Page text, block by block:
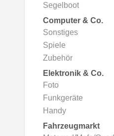
Segelboot
Computer & Co.
Sonstiges
Spiele
Zubehör
Elektronik & Co.
Foto
Funkgeräte
Handy
Fahrzeugmarkt